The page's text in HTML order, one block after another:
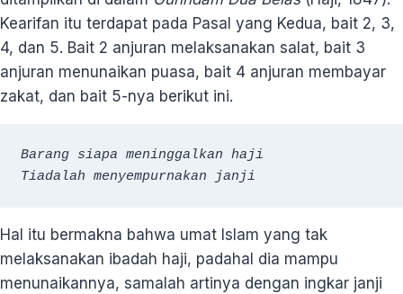
Kearifan itu terdapat pada Pasal yang Kedua, bait 2, 3,
4, dan 5. Bait 2 anjuran melaksanakan salat, bait 3
anjuran menunaikan puasa, bait 4 anjuran membayar
zakat, dan bait 5-nya berikut ini.
Barang siapa meninggalkan haji
Tiadalah menyempurnakan janji
Hal itu bermakna bahwa umat Islam yang tak
melaksanakan ibadah haji, padahal dia mampu
menunaikannya, samalah artinya dengan ingkar janji